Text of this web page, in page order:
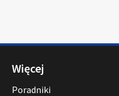
Więcej
Poradniki